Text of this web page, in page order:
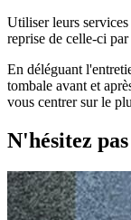
Utiliser leurs
reprise de celle-ci
En déléguant
tombale avant et
vous centrer sur le
N'hésitez